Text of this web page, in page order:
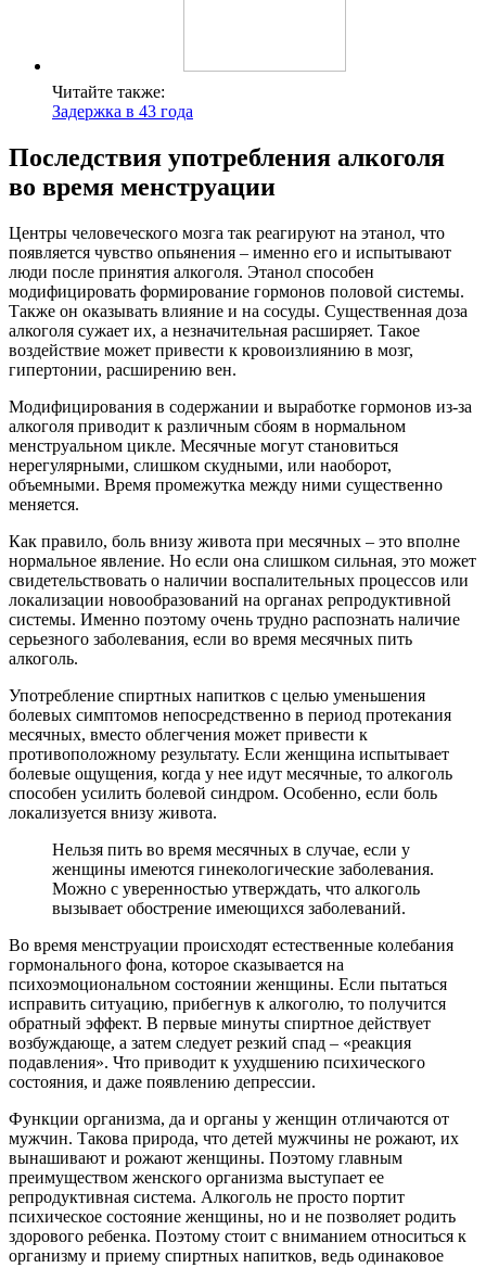
Читайте также:
Задержка в 43 года
Последствия употребления алкоголя
во время менструации
Центры человеческого мозга так реагируют на этанол, что
появляется чувство опьянения – именно его и испытывают
люди после принятия алкоголя. Этанол способен
модифицировать формирование гормонов половой системы.
Также он оказывать влияние и на сосуды. Существенная доза
алкоголя сужает их, а незначительная расширяет. Такое
воздействие может привести к кровоизлиянию в мозг,
гипертонии, расширению вен.
Модифицирования в содержании и выработке гормонов из-за
алкоголя приводит к различным сбоям в нормальном
менструальном цикле. Месячные могут становиться
нерегулярными, слишком скудными, или наоборот,
объемными. Время промежутка между ними существенно
меняется.
Как правило, боль внизу живота при месячных – это вполне
нормальное явление. Но если она слишком сильная, это может
свидетельствовать о наличии воспалительных процессов или
локализации новообразований на органах репродуктивной
системы. Именно поэтому очень трудно распознать наличие
серьезного заболевания, если во время месячных пить
алкоголь.
Употребление спиртных напитков с целью уменьшения
болевых симптомов непосредственно в период протекания
месячных, вместо облегчения может привести к
противоположному результату. Если женщина испытывает
болевые ощущения, когда у нее идут месячные, то алкоголь
способен усилить болевой синдром. Особенно, если боль
локализуется внизу живота.
Нельзя пить во время месячных в случае, если у
женщины имеются гинекологические заболевания.
Можно с уверенностью утверждать, что алкоголь
вызывает обострение имеющихся заболеваний.
Во время менструации происходят естественные колебания
гормонального фона, которое сказывается на
психоэмоциональном состоянии женщины. Если пытаться
исправить ситуацию, прибегнув к алкоголю, то получится
обратный эффект. В первые минуты спиртное действует
возбуждающе, а затем следует резкий спад – «реакция
подавления». Что приводит к ухудшению психического
состояния, и даже появлению депрессии.
Функции организма, да и органы у женщин отличаются от
мужчин. Такова природа, что детей мужчины не рожают, их
вынашивают и рожают женщины. Поэтому главным
преимуществом женского организма выступает ее
репродуктивная система. Алкоголь не просто портит
психическое состояние женщины, но и не позволяет родить
здорового ребенка. Поэтому стоит с вниманием относиться к
организму и приему спиртных напитков, ведь одинаковое